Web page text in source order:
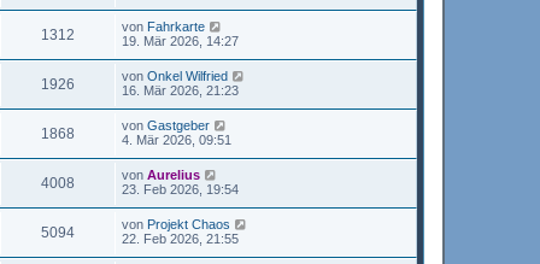
1312 von Fahrkarte
19. Mär 2026, 14:27
1926 von Onkel Wilfried
16. Mär 2026, 21:23
1868 von Gastgeber
4. Mär 2026, 09:51
4008 von Aurelius
23. Feb 2026, 19:54
5094 von Projekt Chaos
22. Feb 2026, 21:55